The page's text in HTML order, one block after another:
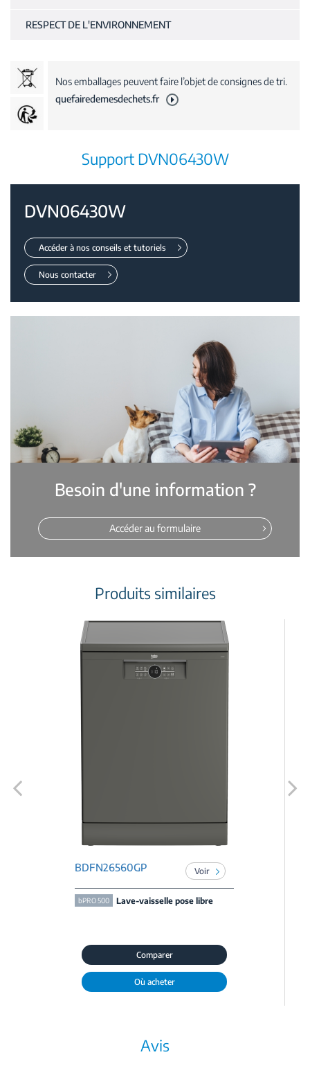
RESPECT DE L'ENVIRONNEMENT
Nos emballages peuvent faire l’objet de consignes de tri.
quefairedemesdechets.fr
Support DVN06430W
DVN06430W
Accéder à nos conseils et tutoriels
Nous contacter
Besoin d'une information ?
Accéder au formulaire
Produits similaires
BDFN26560GP Voir
bPRO 500 Lave-vaisselle pose libre
Comparer
Où acheter
Avis